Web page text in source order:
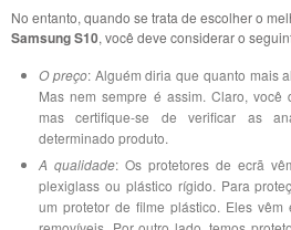
No entanto, quando se trata de escolher o
Samsung S10, você deve considerar o
O preço: Alguém diria que quanto mais
Mas nem sempre é assim. Claro, você
mas certifique-se de verificar as
determinado produto.
A qualidade: Os protetores de ecrã
plexiglass ou plástico rígido. Para
um protetor de filme plástico. Eles vêm